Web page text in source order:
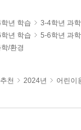
년 학습
3-4학년 과
년 학습
5-6학년 과
/환경
천 2024년 어린이